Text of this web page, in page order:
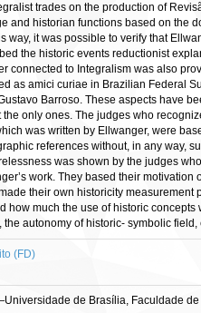
trades on the production of
and historian functions based on the
way, it was possible to verify that
the historic events reductionist
connected to Integralism was also
as amici curiae in Brazilian Federal
Barroso. These aspects have
the only ones. The judges who
was written by Ellwanger, were
references without, in any way,
was shown by the judges
work. They based their
their own historicity measurement
how much the use of historic
the autonomy of historic- symbolic
(FD)
de Brasília, Faculdade